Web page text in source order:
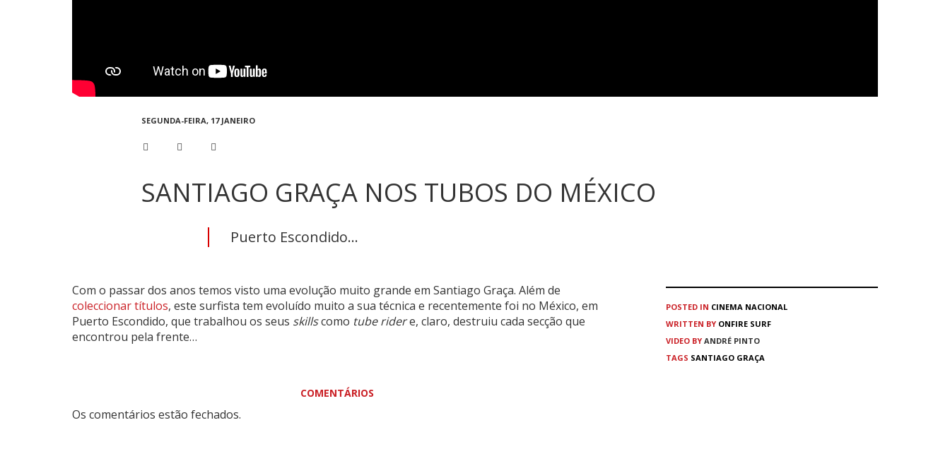
SEGUNDA-FEIRA, 17 JANEIRO
SANTIAGO GRAÇA NOS TUBOS DO MÉXICO
Puerto Escondido...
Com o passar dos anos temos visto uma evolução muito grande em Santiago Graça. Além de
coleccionar títulos, este surfista tem evoluído muito a sua técnica e recentemente foi no México, em
Puerto Escondido, que trabalhou os seus skillscomo tube ridere, claro, destruiu cada secção que
encontrou pela frente…
COMENTÁRIOS
Os comentários estão fechados.
POSTED IN CINEMA NACIONAL
WRITTEN BY ONFIRE SURF
VIDEO BY ANDRÉ PINTO
TAGS SANTIAGO GRAÇA